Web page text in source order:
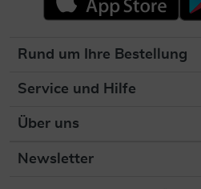
Rund um Ihre Bestellung
Service und Hilfe
Über uns
Newsletter